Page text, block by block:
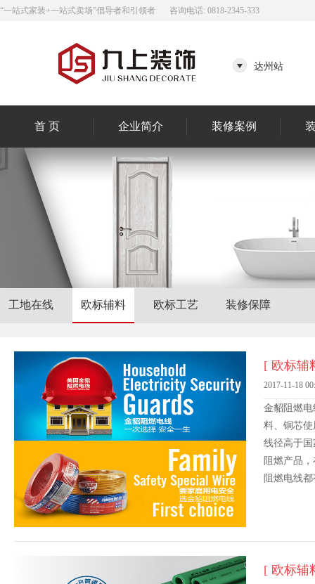
“一站式家装+一站式卖场”倡导者和引领者 咨询电话: 0818-2345-333
达州站
首 页 企业简介 装修案例
工地在线 欧标辅料 欧标工艺 装修保障
[ 欧标辅
2017-11-18
金貂阻燃
料、铜芯
线径高于
阻燃产品
阻燃电线
[ 欧标辅